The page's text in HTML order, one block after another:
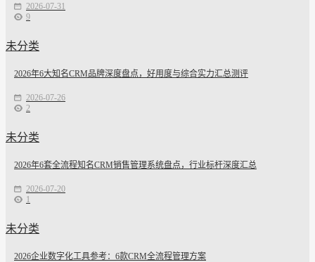
2026-07-31
9
未分类
2026年6大知名CRM品牌深度盘点，好用度与综合实力汇总测评
2026-07-26
2
未分类
2026年6套全流程知名CRM销售管理系统盘点，行业标杆深度汇总
2026-07-20
1
未分类
2026企业数字化工具参考：6款CRM全流程管理方案